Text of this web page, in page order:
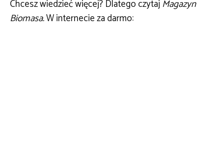
Chcesz wiedzieć więcej? Dlatego czytajMagazyn
Biomasa.W internecie za darmo: